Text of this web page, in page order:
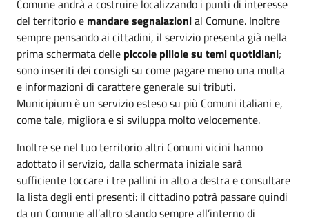
Comune andrà a costruire localizzando i punti di interesse
del territorio e mandare segnalazionial Comune. Inoltre
sempre pensando ai cittadini, il servizio presenta già nella
prima schermata delle piccole pillole su temi quotidiani;
sono inseriti dei consigli su come pagare meno una multa
e informazioni di carattere generale sui tributi.
Municipium è un servizio esteso su più Comuni italiani e,
come tale, migliora e si sviluppa molto velocemente.
Inoltre se nel tuo territorio altri Comuni vicini hanno
adottato il servizio, dalla schermata iniziale sarà
sufficiente toccare i tre pallini in alto a destra e consultare
la lista degli enti presenti: il cittadino potrà passare quindi
da un Comune all’altro stando sempre all’interno di